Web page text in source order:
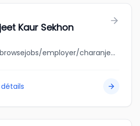
Kaur Sekhon
jobbank.gc.ca/browsejobs/employer/charanjeet+kaur+sekhon/ca